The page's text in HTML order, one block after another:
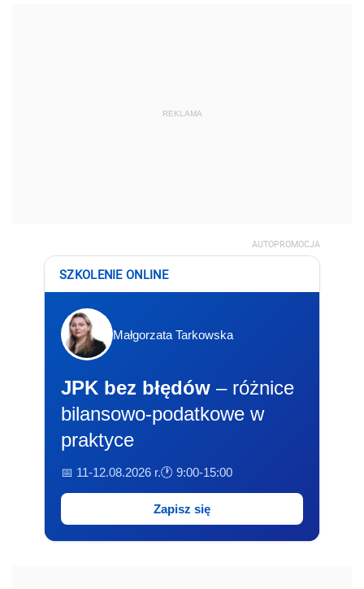
REKLAMA
AUTOPROMOCJA
SZKOLENIE ONLINE
Małgorzata Tarkowska
JPK bez błędów – różnice
bilansowo-podatkowe w
praktyce
📅 11-12.08.2026 r.🕐 9:00-15:00
Zapisz się